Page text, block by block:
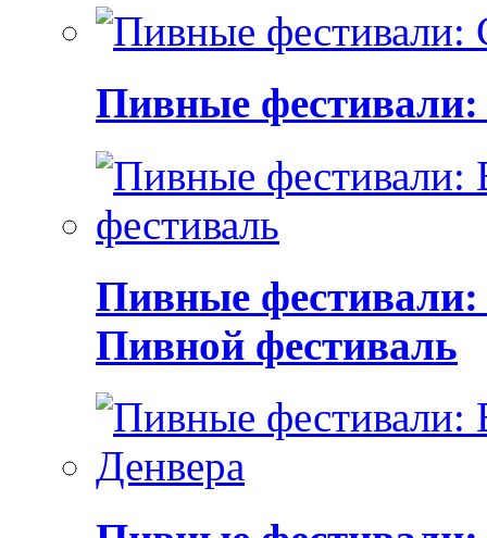
Пивные фестивали:
Пивные
Пивной фестиваль